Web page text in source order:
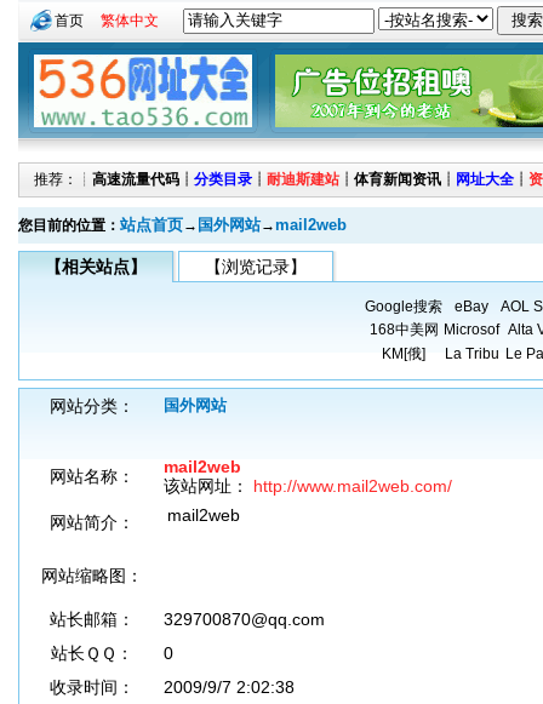
首页 繁体中文
推荐：┊ 高速流量代码 ┊ 分类目录 ┊ 耐迪斯建站 ┊ 体育新闻资讯 ┊ 网址大全 ┊
您目前的位置： 站点首页→ 国外网站→mail2web
【相关站点】 【浏览记录】
Google搜索 eBay
AOL
168中美网 Microsof Alta
KM[俄]
La Tribu Le
网站分类： 国外网站
网站名称：
mail2web
该站网址： http://www.mail2web.com/
网站简介：
mail2web
网站缩略图：
站长邮箱：
329700870@qq.com
站长ＱＱ：
0
收录时间：
2009/9/7 2:02:38